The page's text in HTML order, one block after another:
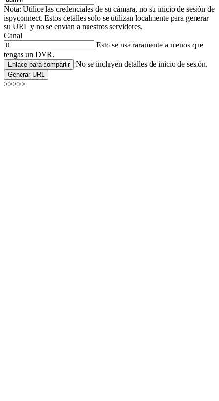
Nota: Utilice las credenciales de su cámara, no su inicio de sesión de
ispyconnect. Estos detalles solo se utilizan localmente para generar
su URL y no se envían a nuestros servidores.
Canal
Esto se usa raramente a menos que
tengas un DVR.
Enlace para compartir No se incluyen detalles de inicio de sesión.
Generar URL
>>>>>